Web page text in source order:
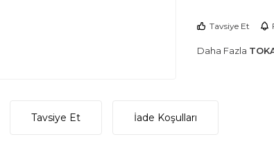
Tavsiye Et
Daha Fazla
Tavsiye Et İade Koşulları